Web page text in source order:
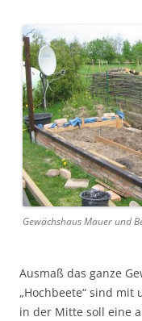
Gewächshaus Mauer und
Ausmaß das ganze
„Hochbeete“ sind
in der Mitte soll eine